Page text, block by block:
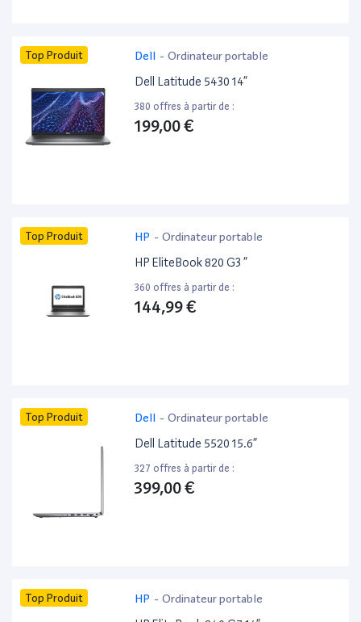
Top Produit Dell - Ordinateur portable
Dell Latitude 5430 14”
380 offres à partir de :
199,00 €
Top Produit HP - Ordinateur portable
HP EliteBook 820 G3 ”
360 offres à partir de :
144,99 €
Top Produit Dell - Ordinateur portable
Dell Latitude 5520 15.6”
327 offres à partir de :
399,00 €
Top Produit HP - Ordinateur portable